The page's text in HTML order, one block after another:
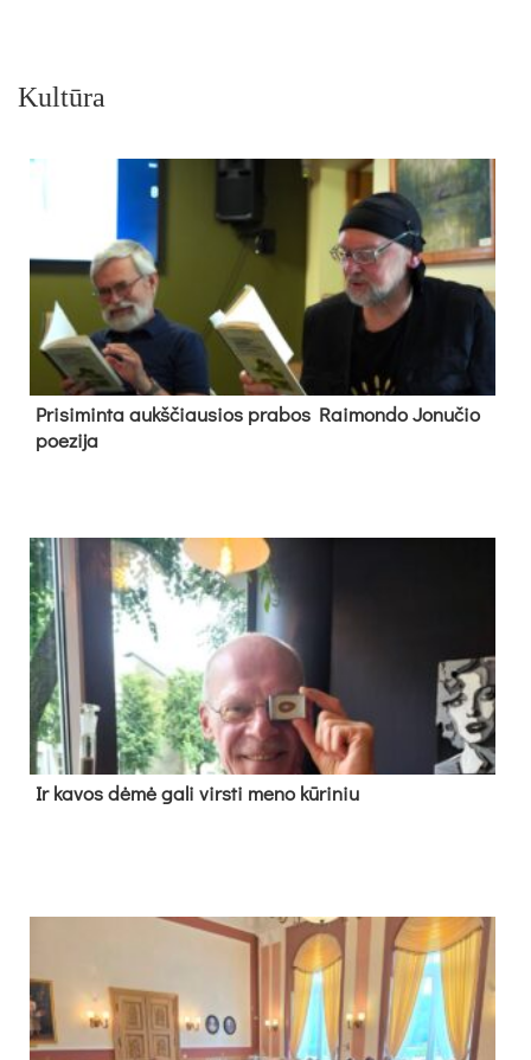
Kultūra
Pri­si­min­ta aukš­čiau­sios pra­bos Rai­mon­do Jo­nu­čio
poe­zi­ja
Ir ka­vos dė­mė ga­li virs­ti me­no kū­ri­niu